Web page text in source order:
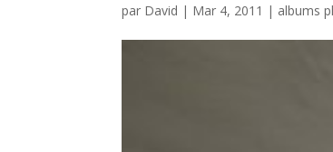
par David | Mar 4, 2011 | albums